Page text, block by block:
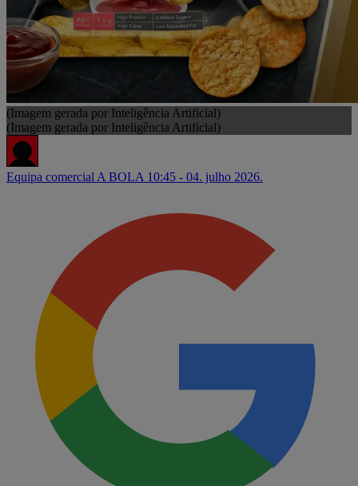
(Imagem gerada por Inteligência Artificial)
(Imagem gerada por Inteligência Artificial)
Equipa comercial A BOLA 10:45 - 04. julho 2026.